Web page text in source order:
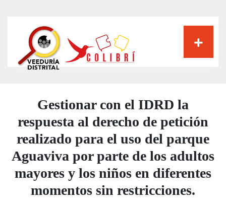
principal
Gestionar con el IDRD la
respuesta al derecho de petición
realizado para el uso del parque
Aguaviva por parte de los adultos
mayores y los niños en diferentes
momentos sin restricciones.